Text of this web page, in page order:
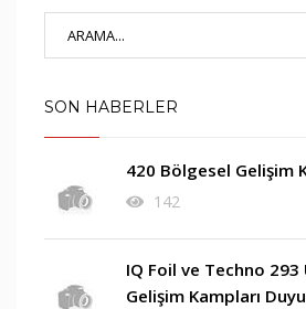
SON HABERLER
420 Bölgesel Gelişim
142
IQ Foil ve Techno
Gelişim Kampları